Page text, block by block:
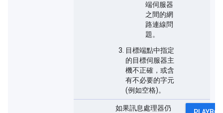
端伺服器
之間的網
路連線問
題。
目標端點中指定
的目標伺服器主
機不正確，或含
有不必要的字元
(例如空格)。
如果訊息處理器仍